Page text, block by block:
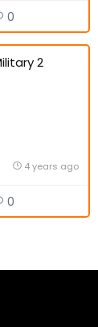
0
2
4 years ago
0